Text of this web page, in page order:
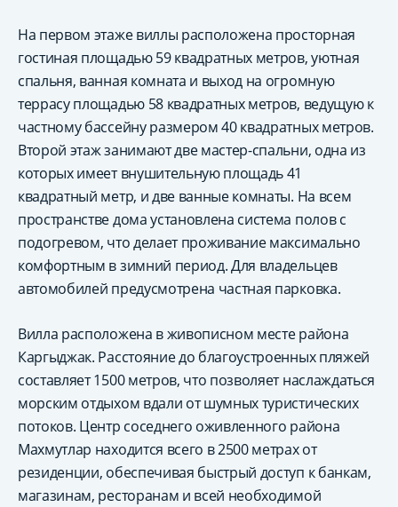
На первом этаже виллы расположена просторная
гостиная площадью 59 квадратных метров, уютная
спальня, ванная комната и выход на огромную
террасу площадью 58 квадратных метров, ведущую к
частному бассейну размером 40 квадратных метров.
Второй этаж занимают две мастер-спальни, одна из
которых имеет внушительную площадь 41
квадратный метр, и две ванные комнаты. На всем
пространстве дома установлена система полов с
подогревом, что делает проживание максимально
комфортным в зимний период. Для владельцев
автомобилей предусмотрена частная парковка.
Вилла расположена в живописном месте района
Каргыджак. Расстояние до благоустроенных пляжей
составляет 1500 метров, что позволяет наслаждаться
морским отдыхом вдали от шумных туристических
потоков. Центр соседнего оживленного района
Махмутлар находится всего в 2500 метрах от
резиденции, обеспечивая быстрый доступ к банкам,
магазинам, ресторанам и всей необходимой